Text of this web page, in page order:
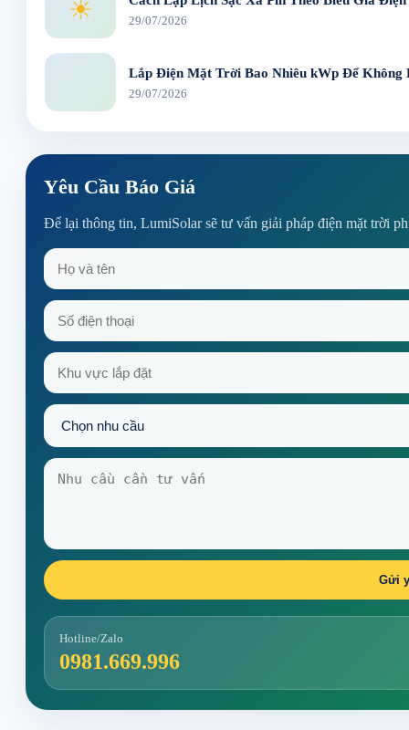
☀ 29/07/2026
Lắp Điện Mặt Trời Bao Nhiêu kWp Để Không
29/07/2026
Yêu Cầu Báo Giá
Để lại thông tin, LumiSolar sẽ tư vấn giải pháp điện mặt trời
Gửi
Hotline/Zalo
0981.669.996